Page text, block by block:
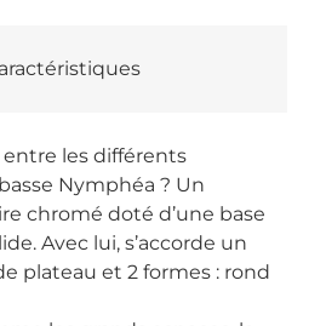
les différents
Nymphéa ? Un
chromé doté d’une base
Avec lui, s’accorde un
plateau et 2 formes : rond